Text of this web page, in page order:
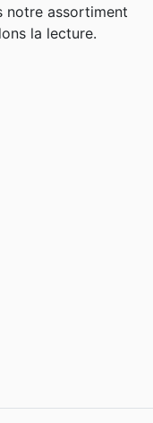
notre assortiment
la lecture.